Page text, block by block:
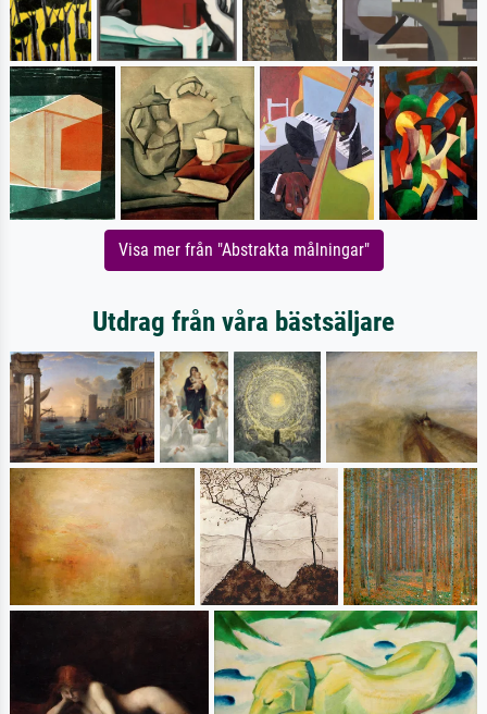
Visa mer från "Abstrakta målningar"
Utdrag från våra bästsäljare